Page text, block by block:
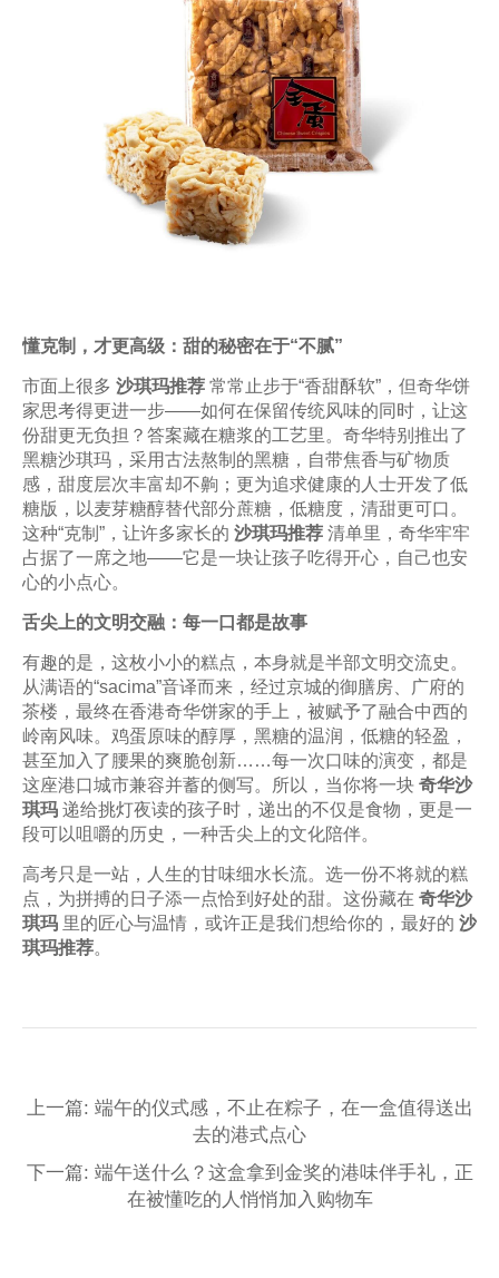
懂克制，才更高级：甜的秘密在于“不腻”
市面上很多 沙琪玛推荐 常常止步于“香甜酥软”，但奇华饼
家思考得更进一步——如何在保留传统风味的同时，让这
份甜更无负担？答案藏在糖浆的工艺里。奇华特别推出了
黑糖沙琪玛，采用古法熬制的黑糖，自带焦香与矿物质
感，甜度层次丰富却不齁；更为追求健康的人士开发了低
糖版，以麦芽糖醇替代部分蔗糖，低糖度，清甜更可口。
这种“克制”，让许多家长的 沙琪玛推荐 清单里，奇华牢牢
占据了一席之地——它是一块让孩子吃得开心，自己也安
心的小点心。
舌尖上的文明交融：每一口都是故事
有趣的是，这枚小小的糕点，本身就是半部文明交流史。
从满语的“sacima”音译而来，经过京城的御膳房、广府的
茶楼，最终在香港奇华饼家的手上，被赋予了融合中西的
岭南风味。鸡蛋原味的醇厚，黑糖的温润，低糖的轻盈，
甚至加入了腰果的爽脆创新……每一次口味的演变，都是
这座港口城市兼容并蓄的侧写。所以，当你将一块 奇华沙
琪玛 递给挑灯夜读的孩子时，递出的不仅是食物，更是一
段可以咀嚼的历史，一种舌尖上的文化陪伴。
高考只是一站，人生的甘味细水长流。选一份不将就的糕
点，为拼搏的日子添一点恰到好处的甜。这份藏在 奇华沙
琪玛 里的匠心与温情，或许正是我们想给你的，最好的 沙
琪玛推荐。
上一篇: 端午的仪式感，不止在粽子，在一盒值得送出
去的港式点心
下一篇: 端午送什么？这盒拿到金奖的港味伴手礼，正
在被懂吃的人悄悄加入购物车